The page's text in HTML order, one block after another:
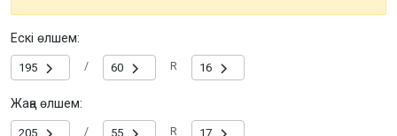
Ескі өлшем:
/ R
Жаңа өлшем:
/ R